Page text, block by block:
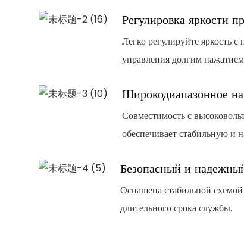
Регулировка яркости
Легко регулируйте яркость
управления долгим
Широкодиапазонное
Совместимость с
обеспечивает стабильную и
Безопасный и
Оснащена стабильной
длительного срока службы.